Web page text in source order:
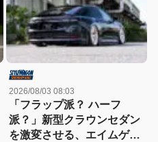
2026/08/03 08:03
「フラップ派？ ハーフ
派？」新型クラウンセダン
を激変させる、エイムゲイ